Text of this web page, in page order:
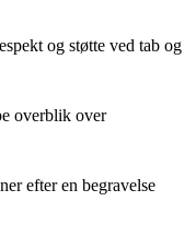
og støtte ved tab og
overblik over
efter en begravelse